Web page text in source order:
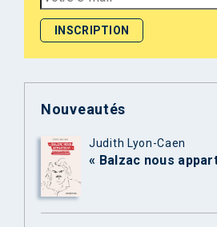
Nouveautés
Judith Lyon-Caen
« Balzac nous